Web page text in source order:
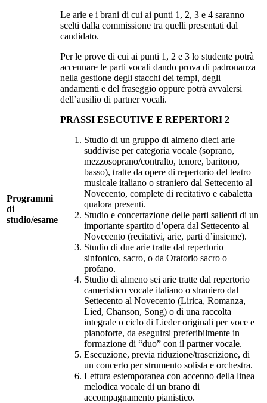
Programmi
di
studio/esame
Le arie e i brani di cui ai punti 1, 2, 3 e 4 saranno
scelti dalla commissione tra quelli presentati dal
candidato.
Per le prove di cui ai punti 1, 2 e 3 lo studente potrà
accennare le parti vocali dando prova di padronanza
nella gestione degli stacchi dei tempi, degli
andamenti e del fraseggio oppure potrà avvalersi
dell’ausilio di partner vocali.
PRASSI ESECUTIVE E REPERTORI 2
Studio di un gruppo di almeno dieci arie
suddivise per categoria vocale (soprano,
mezzosoprano/contralto, tenore, baritono,
basso), tratte da opere di repertorio del teatro
musicale italiano o straniero dal Settecento al
Novecento, complete di recitativo e cabaletta
qualora presenti.
Studio e concertazione delle parti salienti di un
importante spartito d’opera dal Settecento al
Novecento (recitativi, arie, parti d’insieme).
Studio di due arie tratte dal repertorio
sinfonico, sacro, o da Oratorio sacro o
profano.
Studio di almeno sei arie tratte dal repertorio
cameristico vocale italiano o straniero dal
Settecento al Novecento (Lirica, Romanza,
Lied, Chanson, Song) o di una raccolta
integrale o ciclo di Lieder originali per voce e
pianoforte, da eseguirsi preferibilmente in
formazione di “duo” con il partner vocale.
Esecuzione, previa riduzione/trascrizione, di
un concerto per strumento solista e orchestra.
Lettura estemporanea con accenno della linea
melodica vocale di un brano di
accompagnamento pianistico.